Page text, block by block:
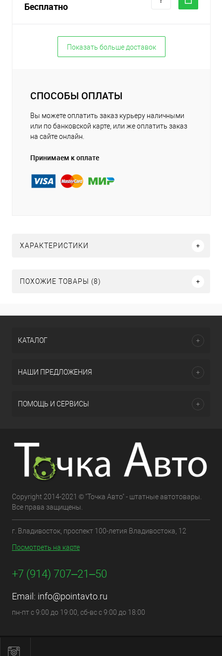
Бесплатно
Показать больше доставок
СПОСОБЫ ОПЛАТЫ
Вы можете оплатить заказ курьеру наличными
или по банковской карте, или же оплатить заказ
на сайте онлайн.
Принимаем к оплате
ХАРАКТЕРИСТИКИ
ПОХОЖИЕ ТОВАРЫ (8)
КАТАЛОГ
НАШИ ПРЕДЛОЖЕНИЯ
ПОМОЩЬ И СЕРВИСЫ
Copyright 2014-2021 © "Точка Авто" - штатные автотовары.
Все права защищены.
г. Владивосток, проспект 100-летия Владивостока, 12
Посмотреть на карте
+7 (914) 707‒21‒50
Email: info@pointavto.ru
пн-пт с 9:00 до 19:00, сб-вс с 9:00 до 18:00